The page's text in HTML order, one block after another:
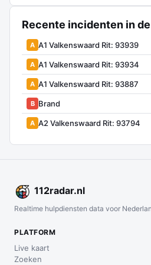
Recente incidenten in
A A1 Valkenswaard Rit: 93939
A A1 Valkenswaard Rit: 93934
A A1 Valkenswaard Rit: 93887
B Brand
A A2 Valkenswaard Rit: 93794
112radar.nl
Realtime hulpdiensten data voor
PLATFORM
Live kaart
Zoeken